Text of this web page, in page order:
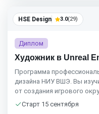
HSE Design 3.0(29)
Диплом
Художник в Unreal
Программа
дизайна НИУ ВШЭ. Вы
от создания игрового
Старт 15 сентября